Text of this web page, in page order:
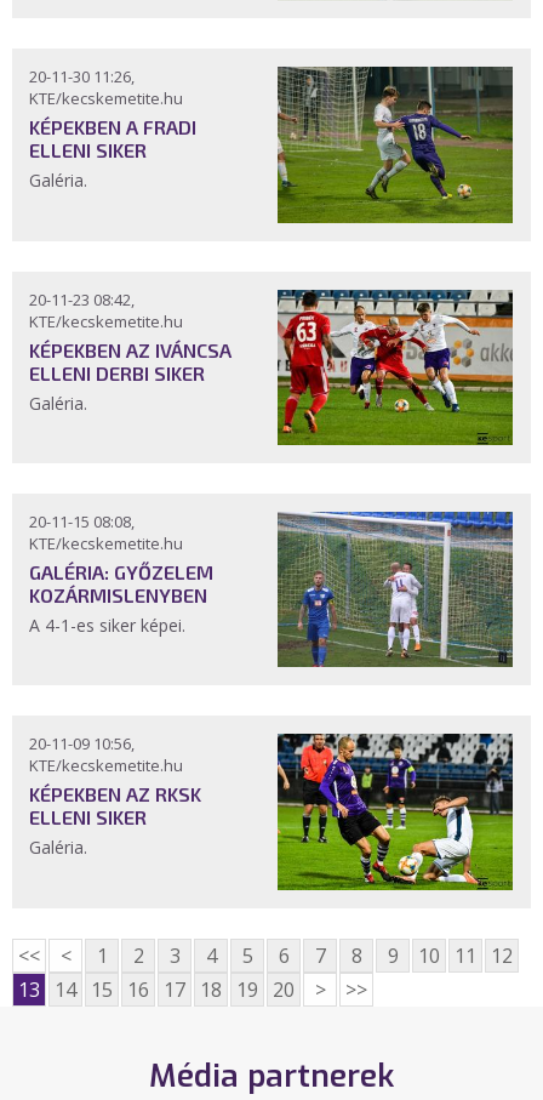
20-11-30 11:26,
KTE/kecskemetite.hu
KÉPEKBEN A FRADI
ELLENI SIKER
Galéria.
20-11-23 08:42,
KTE/kecskemetite.hu
KÉPEKBEN AZ IVÁNCSA
ELLENI DERBI SIKER
Galéria.
20-11-15 08:08,
KTE/kecskemetite.hu
GALÉRIA: GYŐZELEM
KOZÁRMISLENYBEN
A 4-1-es siker képei.
20-11-09 10:56,
KTE/kecskemetite.hu
KÉPEKBEN AZ RKSK
ELLENI SIKER
Galéria.
<< < 1 2 3 4 5 6 7 8 9 10 11
12
13
14 15 16 17 18 19 20 > >>
Média partnerek